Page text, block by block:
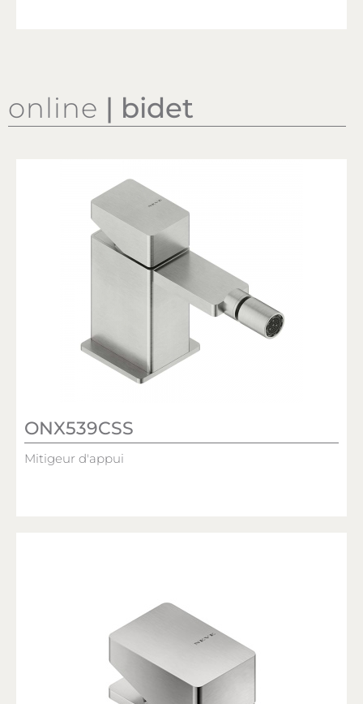
online | bidet
ONX539CSS
Mitigeur d'appui